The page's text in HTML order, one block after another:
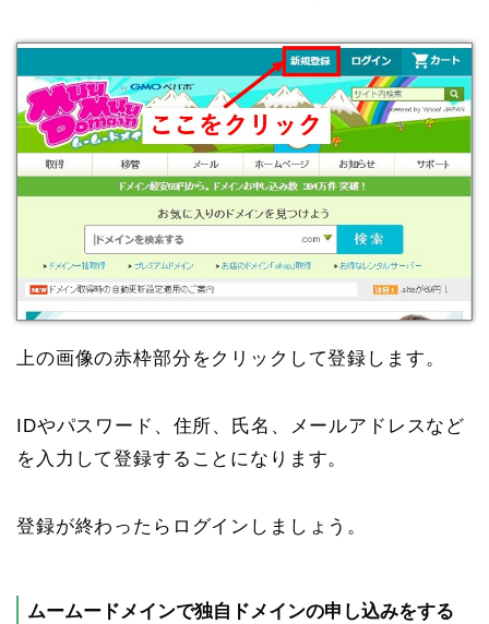
上の画像の赤枠部分をクリックして登録します。
IDやパスワード、住所、氏名、メールアドレスなど
を入力して登録することになります。
登録が終わったらログインしましょう。
ムームードメインで独自ドメインの申し込みをする